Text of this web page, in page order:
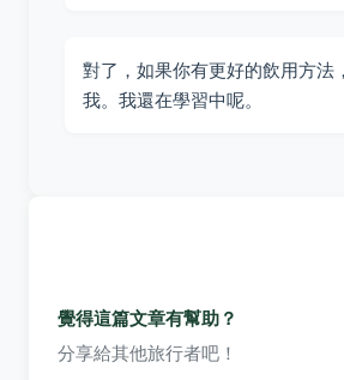
對了，如果你有更好的飲用方法
我。我還在學習中呢。
覺得這篇文章有幫助？
分享給其他旅行者吧！